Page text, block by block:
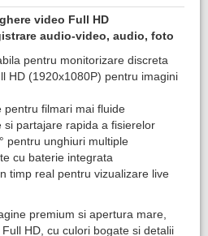
video Full HD
audio-video, audio, foto
pentru monitorizare discreta
HD (1920x1080P) pentru imagini
pentru filmari mai fluide
si partajare rapida a fisierelor
pentru unghiuri multiple
cu baterie integrata
timp real pentru vizualizare live
premium si apertura mare,
HD, cu culori bogate si detalii